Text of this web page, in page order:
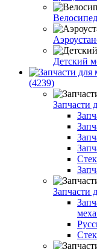
Детский
(4239)
Запчасти
Запчасти